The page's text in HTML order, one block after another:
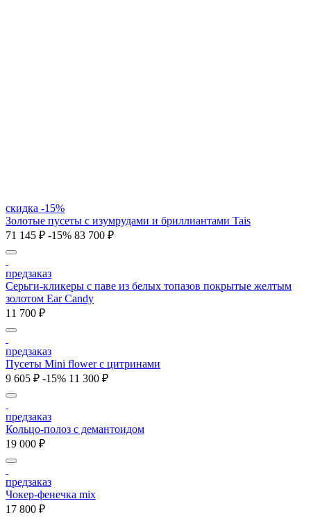
скидка -15%
Золотые пусеты с изумрудами и бриллиантами Tais
71 145 ₽ -15% 83 700 ₽
предзаказ
Серьги-кликеры с паве из белых топазов покрытые желтым
золотом Ear Candy
11 700 ₽
предзаказ
Пусеты Mini flower с цитринами
9 605 ₽ -15% 11 300 ₽
предзаказ
Кольцо-полоз c демантоидом
19 000 ₽
предзаказ
Чокер-фенечка mix
17 800 ₽